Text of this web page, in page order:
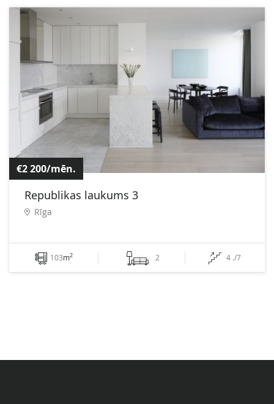
€2 200/mēn.
Republikas laukums 3
Rīga
103m2 2 4 ./7